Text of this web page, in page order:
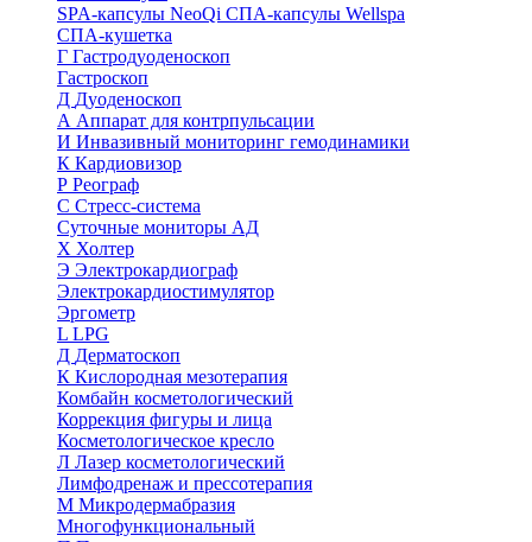
SPA-капсулы NeoQi СПА-капсулы Wellspa
СПА-кушетка
Г Гастродуоденоскоп
Гастроскоп
Д Дуоденоскоп
А Аппарат для контрпульсации
И Инвазивный мониторинг гемодинамики
К Кардиовизор
Р Реограф
С Стресс-система
Суточные мониторы АД
Х Холтер
Э Электрокардиограф
Электрокардиостимулятор
Эргометр
L LPG
Д Дерматоскоп
К Кислородная мезотерапия
Комбайн косметологический
Коррекция фигуры и лица
Косметологическое кресло
Л Лазер косметологический
Лимфодренаж и прессотерапия
М Микродермабразия
Многофункциональный